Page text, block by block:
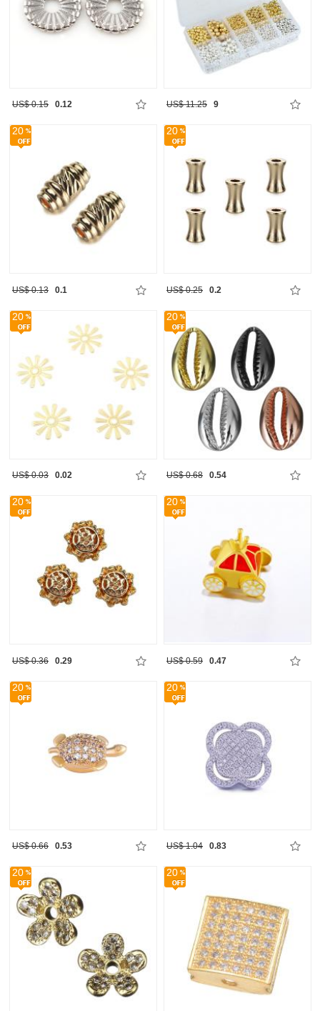
US$ 0.15 0.12 US$ 11.25 9
20
US$ 0.13 0.1
20
US$ 0.25 0.2
20
US$ 0.03 0.02
20
US$ 0.68 0.54
20
US$ 0.36 0.29
20
US$ 0.59 0.47
20
US$ 0.66 0.53
20
US$ 1.04 0.83
20 20